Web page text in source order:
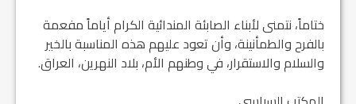
ختاماً، نتمنى لأبناء الصابئة المندائية الكرام أياماً مفعمة
بالفرح والطمأنينة، وأن تعود عليهم هذه المناسبة بالخير
والسلام والاستقرار، في وطنهم الأم، بلاد النهرين، العراق.